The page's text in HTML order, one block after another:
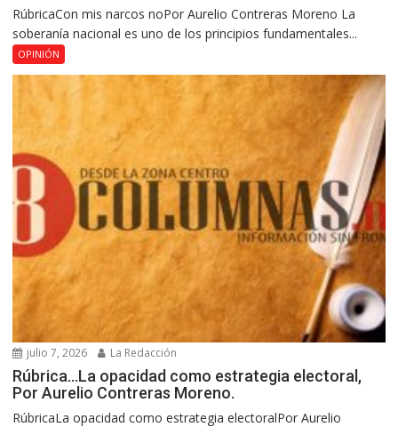
RúbricaCon mis narcos noPor Aurelio Contreras Moreno La
soberanía nacional es uno de los principios fundamentales...
OPINIÓN
julio 7, 2026 La Redacción
Rúbrica…La opacidad como estrategia electoral,
Por Aurelio Contreras Moreno.
RúbricaLa opacidad como estrategia electoralPor Aurelio